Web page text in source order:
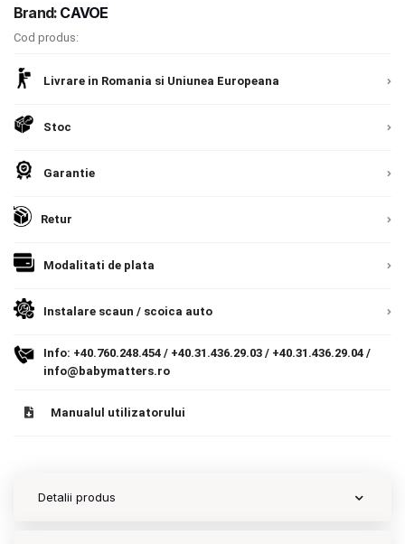
ANPC SAL
SOL
Contact
Brand: CAVOE
Cod produs:
Livrare in Romania si Uniunea Europeana
Stoc
Garantie
Retur
Modalitati de plata
Instalare scaun / scoica auto
Info: +40.760.248.454 / +40.31.436.29.03 / +40.31.436.29.04 /
info@babymatters.ro
Manualul utilizatorului
Detalii produs
Europeana. Toate comenzile sunt expediate din